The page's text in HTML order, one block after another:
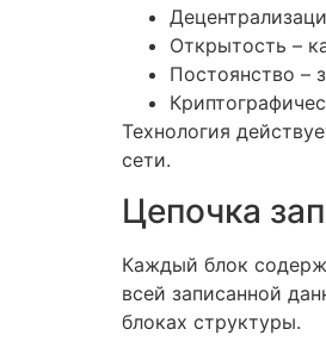
Открытость –
Постоянство –
Технология
сети.
Цепочка
Каждый блок
всей записанной
блоках структуры.